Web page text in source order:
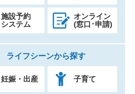
施設予約
システム
オンライン
(窓口･申請)
ライフシーンから探す
妊娠・出産 子育て